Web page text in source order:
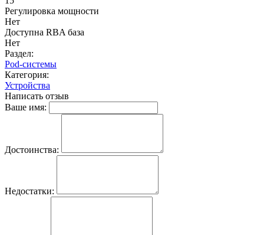
Регулировка мощности
Нет
Доступна RBA база
Нет
Раздел:
Pod-системы
Категория:
Устройства
Написать отзыв
Ваше имя:
Достоинства:
Недостатки: